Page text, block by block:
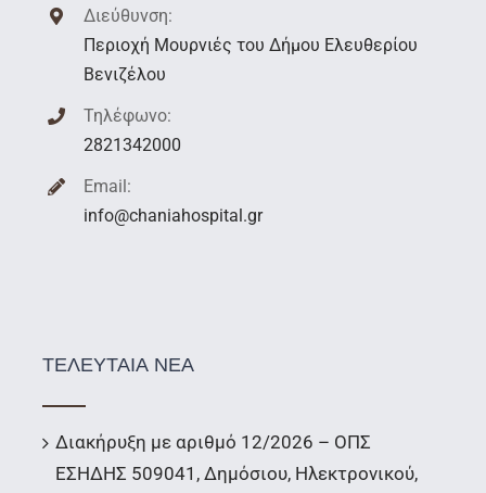
Διεύθυνση:
Περιοχή Μουρνιές του Δήμου Ελευθερίου
Βενιζέλου
Τηλέφωνο:
2821342000
Email:
info@chaniahospital.gr
ΤΕΛΕΥΤΑΙΑ ΝΕΑ
Διακήρυξη με αριθμό 12/2026 – ΟΠΣ
ΕΣΗΔΗΣ 509041, Δημόσιου, Ηλεκτρονικού,